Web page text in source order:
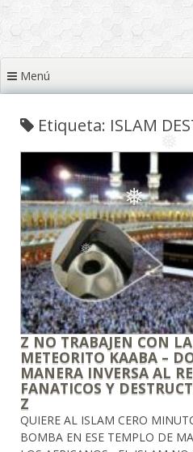
❅
❅
❅
❅ ❅
Menú
Etiqueta: ISLAM
Z NO TRABAJEN CON
METEORITO KAABA –
MANERA INVERSA AL
FANATICOS Y
Z
QUIERE AL ISLAM CERO
BOMBA EN ESE TEMPLO DE